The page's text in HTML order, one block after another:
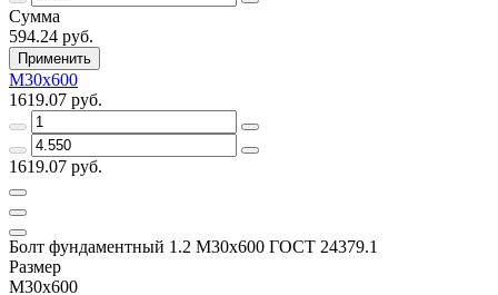
Сумма
594.24 руб.
Применить
М30х600
1619.07 руб.
1619.07 руб.
Болт фундаментный 1.2 М30х600 ГОСТ 24379.1
Размер
М30х600